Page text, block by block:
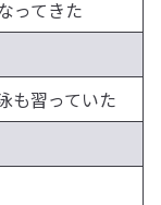
ってきた
も習っていた